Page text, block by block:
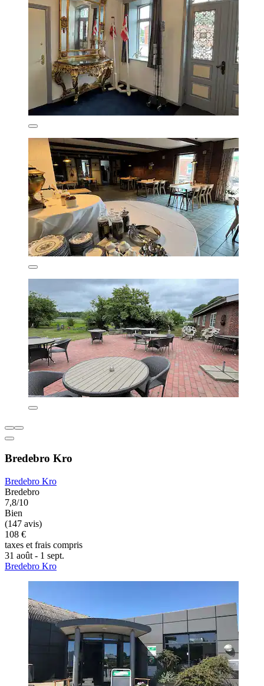
Bredebro Kro
Bredebro Kro
Bredebro
7,8/10
Bien
(147 avis)
108 €
taxes et frais compris
31 août - 1 sept.
Bredebro Kro